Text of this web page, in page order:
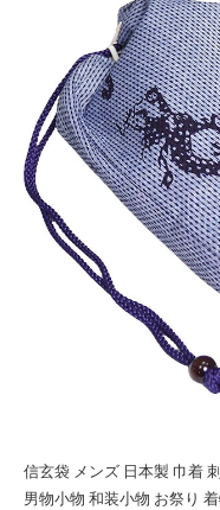
信玄袋 メンズ 日本製 巾着
男物小物 和装小物 お祭り